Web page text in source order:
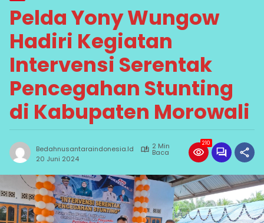
Pelda Yony Wungow
Hadiri Kegiatan
Intervensi Serentak
Pencegahan Stunting
di Kabupaten Morowali
Bedahnusantaraindonesia.id 2 Min
Baca
20 Juni 2024
210